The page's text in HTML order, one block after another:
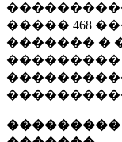
����� 468
������� �
���������